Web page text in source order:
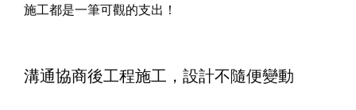
施工都是一筆可觀的支出！
溝通協商後工程施工，設計不隨便變動